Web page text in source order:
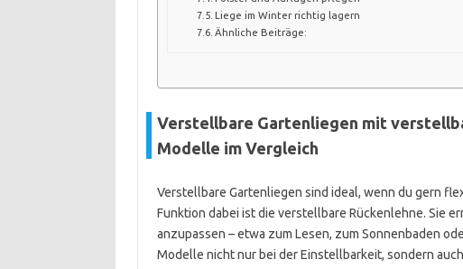
Liege im Winter richtig lagern
Ähnliche Beiträge:
Verstellbare Gartenliegen mit
Modelle im Vergleich
Verstellbare Gartenliegen sind ideal, wenn du gern
Funktion dabei ist die verstellbare Rückenlehne. Sie
anzupassen – etwa zum Lesen, zum Sonnenbaden
Modelle nicht nur bei der Einstellbarkeit, sondern